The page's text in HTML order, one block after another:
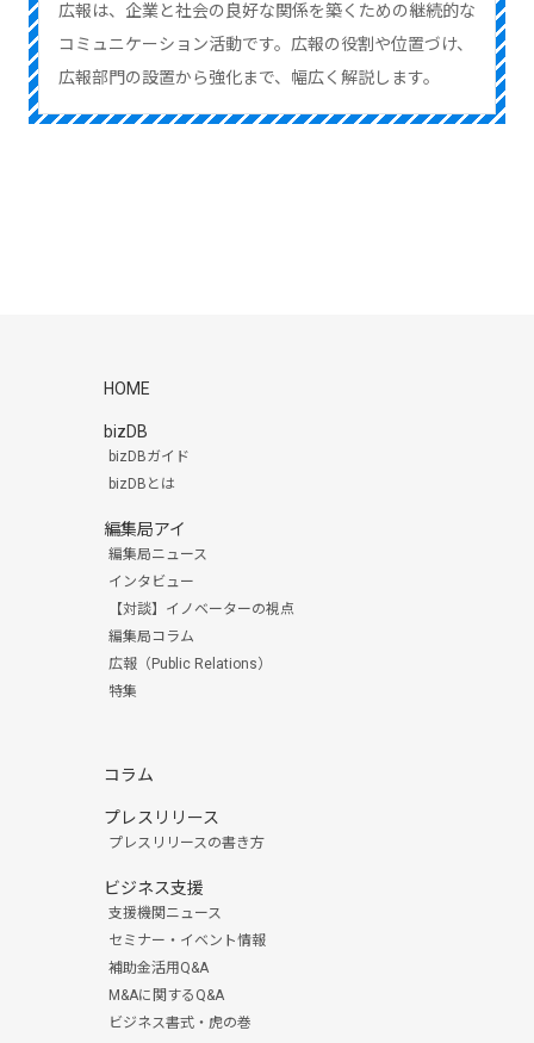
広報は、企業と社会の良好な関係を築くための継続的な
コミュニケーション活動です。広報の役割や位置づけ、
広報部門の設置から強化まで、幅広く解説します。
HOME
bizDB
bizDBガイド
bizDBとは
編集局アイ
編集局ニュース
インタビュー
【対談】イノベーターの視点
編集局コラム
広報（Public Relations）
特集
コラム
プレスリリース
プレスリリースの書き方
ビジネス支援
支援機関ニュース
セミナー・イベント情報
補助金活用Q&A
M&Aに関するQ&A
ビジネス書式・虎の巻